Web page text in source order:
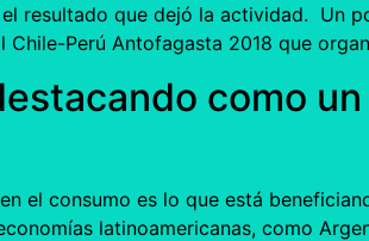
resultado que dejó la actividad. Un
Chile-Perú Antofagasta 2018 que
como
el consumo es lo que está
latinoamericanas, como